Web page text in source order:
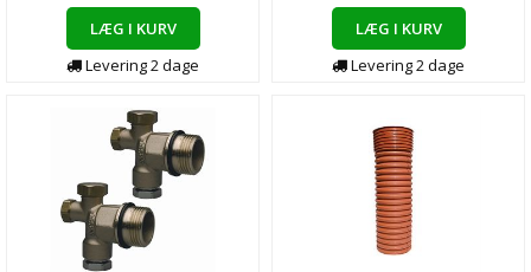
LÆG I KURV
Levering2dage
LÆG I KURV
Levering2dage